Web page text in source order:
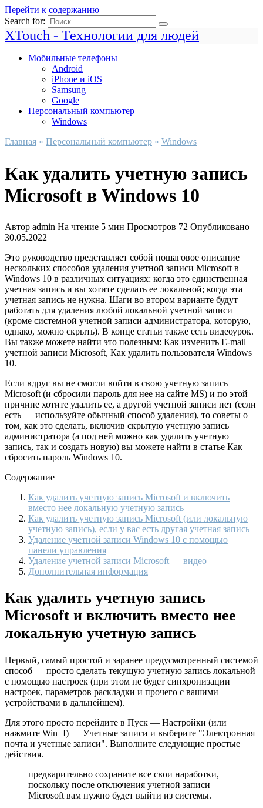
Перейти к содержанию
Search for:
XTouch - Технологии для людей
Мобильные телефоны
Android
iPhone и iOS
Samsung
Google
Персональный компьютер
Windows
Главная » Персональный компьютер » Windows
Как удалить учетную запись
Microsoft в Windows 10
Автор admin На чтение 5 мин Просмотров 72 Опубликовано
30.05.2022
Это руководство представляет собой пошаговое описание
нескольких способов удаления учетной записи Microsoft в
Windows 10 в различных ситуациях: когда это единственная
учетная запись и вы хотите сделать ее локальной; когда эта
учетная запись не нужна. Шаги во втором варианте будут
работать для удаления любой локальной учетной записи
(кроме системной учетной записи администратора, которую,
однако, можно скрыть). В конце статьи также есть видеоурок.
Вы также можете найти это полезным: Как изменить E-mail
учетной записи Microsoft, Как удалить пользователя Windows
10.
Если вдруг вы не смогли войти в свою учетную запись
Microsoft (и сбросили пароль для нее на сайте MS) и по этой
причине хотите удалить ее, а другой учетной записи нет (если
есть — используйте обычный способ удаления), то советы о
том, как это сделать, включив скрытую учетную запись
администратора (а под ней можно как удалить учетную
запись, так и создать новую) вы можете найти в статье Как
сбросить пароль Windows 10.
Содержание
Как удалить учетную запись Microsoft и включить
вместо нее локальную учетную запись
Как удалить учетную запись Microsoft (или локальную
учетную запись), если у вас есть другая учетная запись
Удаление учетной записи Windows 10 с помощью
панели управления
Удаление учетной записи Microsoft — видео
Дополнительная информация
Как удалить учетную запись
Microsoft и включить вместо нее
локальную учетную запись
Первый, самый простой и заранее предусмотренный системой
способ — просто сделать текущую учетную запись локальной
с помощью настроек (при этом не будет синхронизации
настроек, параметров раскладки и прочего с вашими
устройствами в дальнейшем).
Для этого просто перейдите в Пуск — Настройки (или
нажмите Win+I) — Учетные записи и выберите "Электронная
почта и учетные записи". Выполните следующие простые
действия.
предварительно сохраните все свои наработки,
поскольку после отключения учетной записи
Microsoft вам нужно будет выйти из системы.